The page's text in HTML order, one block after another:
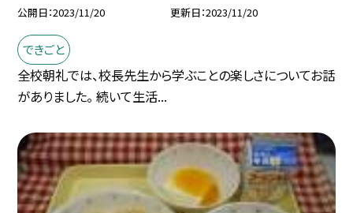
公開日 2023/11/20 更新日 2023/11/20
できごと
全校朝礼では、校長先生から学ぶことの楽しさについてお話
がありました。 続いて生活...